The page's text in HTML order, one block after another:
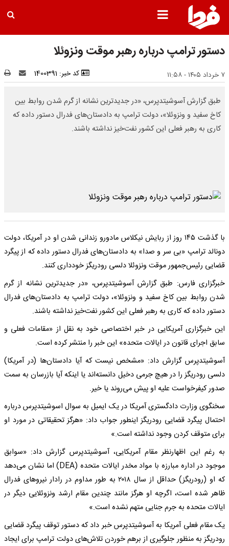
دستور ترامپ درباره رهبر موقت ونزوئلا
۷ خرداد ۱۴۰۵ - ۱۱:۵۸ کد خبر: 1400391
طبق گزارش آسوشیتدپرس، «در جدیدترین نشانه از گرم شدن روابط بین
کاخ سفید و ونزوئلا»، دولت ترامپ به دادستان‌های فدرال دستور داده که
کاری به رهبر فعلی این کشور نفت‌خیز نداشته باشند.
با گذشت ۱۴۵ روز از ربایش نیکلاس مادورو زندانی شدن او در آمریکا، دولت
دونالد ترامپ «بی سر و صدا» به دادستان‌های فدرال دستور داده که از پیگرد
قضایی رئیس‌جمهور موقت ونزوئلا دلسی رودریگز خودداری کنند.
خبرگزاری فارس: طبق گزارش آسوشیتدپرس، «در جدیدترین نشانه از گرم
شدن روابط بین کاخ سفید و ونزوئلا»، دولت ترامپ به دادستان‌های فدرال
دستور داده که کاری به رهبر فعلی این کشور نفت‌خیز نداشته باشند.
این خبرگزاری آمریکایی در خبر اختصاصی خود به نقل از «مقامات فعلی و
سابق اجرای قانون در ایالات متحده» این خبر را منتشر کرده است.
آسوشیتدپرس گزارش داد: «مشخص نیست که آیا دادستان‌ها (در آمریکا)
دلسی رودریگز را در هیچ جرمی دخیل دانسته‌اند یا اینکه آیا بازرسان به سمت
صدور کیفرخواست علیه او پیش می‌روند یا خیر.
سخنگوی وزارت دادگستری آمریکا در یک ایمیل به سوال اسوشیتدپرس درباره
احتمال پیگرد قضایی رودریگز اینطور جواب داد: «هرگز تحقیقاتی در مورد او
برای متوقف کردن وجود نداشته است.»
به رغم این اظهارنظر مقام آمریکایی، آسوشیتدپرس گزارش داد: «سوابق
موجود در اداره مبارزه با مواد مخدر ایالات متحده (DEA) اما نشان می‌دهد
که او (رودریگز) حداقل از سال ۲۰۱۸ به طور مداوم در رادار نیروهای فدرال
ظاهر شده است، اگرچه او هرگز مانند چندین مقام ارشد ونزوئلایی دیگر در
ایالات متحده به جرم جنایی متهم نشده است.»
یک مقام فعلی آمریکا به آسوشیتدپرس خبر داد که دستور توقف پیگرد قضایی
رودریگز به منظور جلوگیری از برهم خوردن تلاش‌های دولت ترامپ برای ایجاد